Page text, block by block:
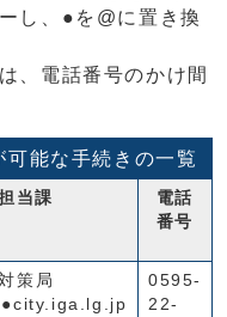
し、●を@に置き換
、電話番号のかけ間
能な手続きの一覧
当課
電話
番号
策局
0595-
22-